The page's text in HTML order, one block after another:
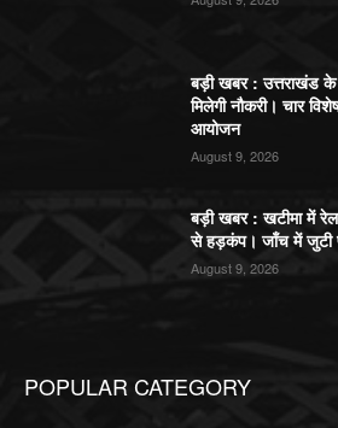
बड़ी खबर : उत्तराखंड
मिलेगी नौकरी। चार
आयोजन
August 9, 2026
बड़ी खबर : खटीमा में
से हड़कंप। जाँच में जुटी
August 9, 2026
POPULAR CATEGORY